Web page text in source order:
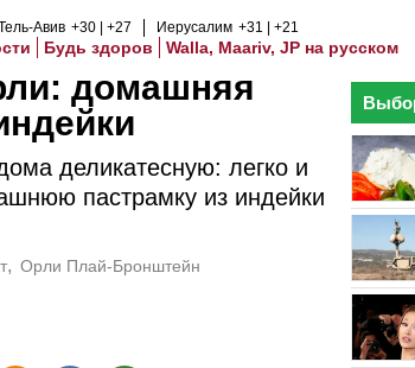
Авив +30 +27 Иерусалим +31 +21
Будь здоров Walla, Maariv, JP на русском
домашняя
деликатесную: легко и
пастрамку из индейки
Орли Плай-Бронштейн